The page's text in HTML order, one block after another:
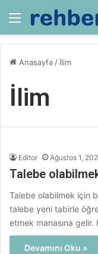
Menü
Anasayfa / İlim
İlim
Editor Ağustos 1,
Talebe
Talebe olabilmek için
talebe yeni tabirle
etmek manasına gelir.
Devamını Oku »